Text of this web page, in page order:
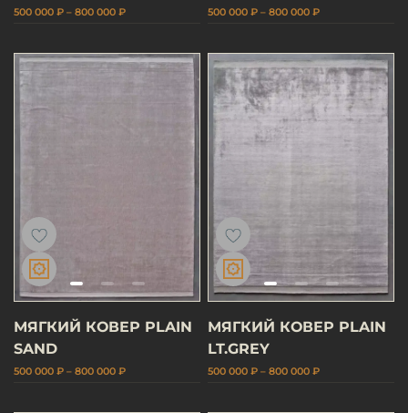
500 000 ₽ – 800 000 ₽ 500 000 ₽ – 800 000 ₽
МЯГКИЙ КОВЕР PLAIN
SAND
500 000 ₽ – 800 000 ₽
МЯГКИЙ КОВЕР PLAIN
LT.GREY
500 000 ₽ – 800 000 ₽